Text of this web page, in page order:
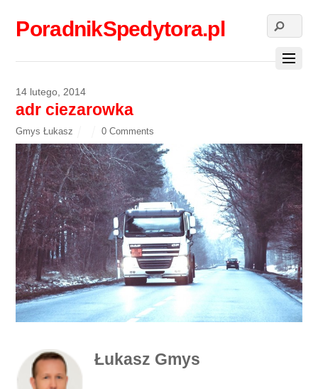
PoradnikSpedytora.pl
14 lutego, 2014
adr ciezarowka
Gmys Łukasz 0 Comments
Łukasz Gmys